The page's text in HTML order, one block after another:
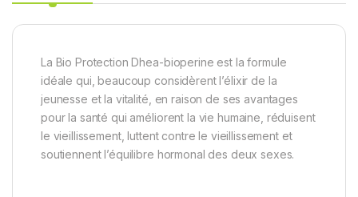
La Bio Protection Dhea-bioperine est la formule
idéale qui, beaucoup considèrent l’élixir de la
jeunesse et la vitalité, en raison de ses avantages
pour la santé qui améliorent la vie humaine, réduisent
le vieillissement, luttent contre le vieillissement et
soutiennent l’équilibre hormonal des deux sexes.